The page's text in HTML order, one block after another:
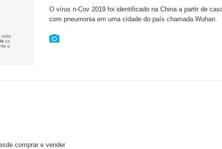
O vírus n-Cov 2019 foi identificado na China a partir de
com pneumonia em uma cidade do país chamada Wuhan.
comprar e vender